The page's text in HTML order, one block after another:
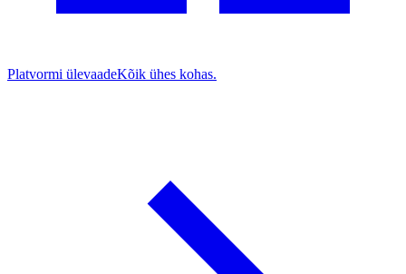
Platvormi ülevaadeKõik ühes kohas.